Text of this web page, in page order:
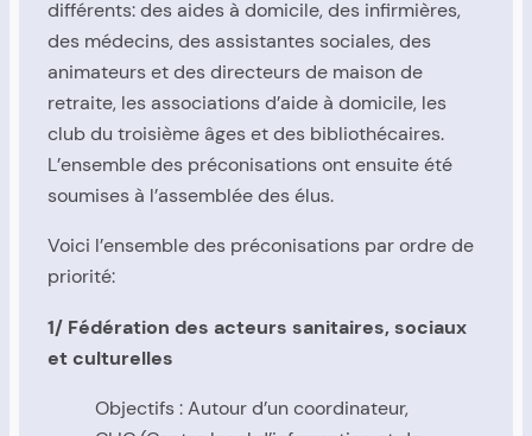
différents: des aides à domicile, des infirmières,
des médecins, des assistantes sociales, des
animateurs et des directeurs de maison de
retraite, les associations d’aide à domicile, les
club du troisième âges et des bibliothécaires.
L’ensemble des préconisations ont ensuite été
soumises à l’assemblée des élus.
Voici l’ensemble des préconisations par ordre de
priorité:
1/ Fédération des acteurs sanitaires, sociaux
et culturelles
Objectifs : Autour d’un coordinateur,